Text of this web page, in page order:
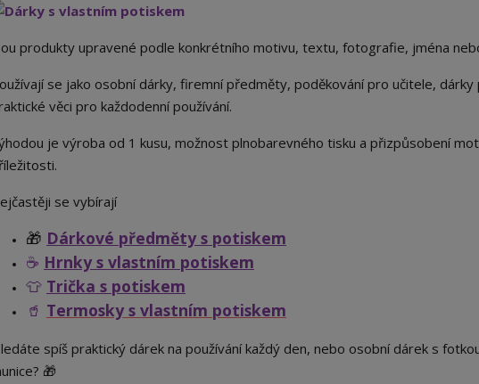
produkty upravené podle konkrétního motivu, textu, fotografie, jména
se jako osobní dárky, firemní předměty, poděkování pro učitele,
věci pro každodenní používání.
je výroba od 1 kusu, možnost plnobarevného tisku a přizpůsobení
se vybírají
🎁 Dárkové předměty s potiskem
☕ Hrnky s vlastním potiskem
👕 Trička s potiskem
🥤 Termosky s vlastním potiskem
spíš praktický dárek na používání každý den, nebo osobní dárek s
🎁